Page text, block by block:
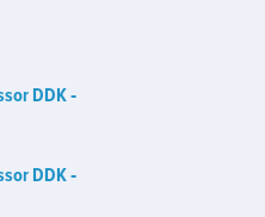
DDK ‑
DDK ‑